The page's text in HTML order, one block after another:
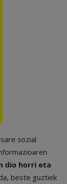
sozial
dio horri eta
beste guztiek